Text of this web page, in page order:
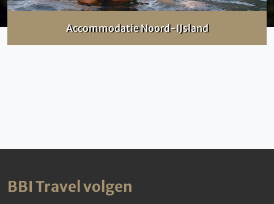
Accommodatie Noord-IJsland
BBI Travel volgen